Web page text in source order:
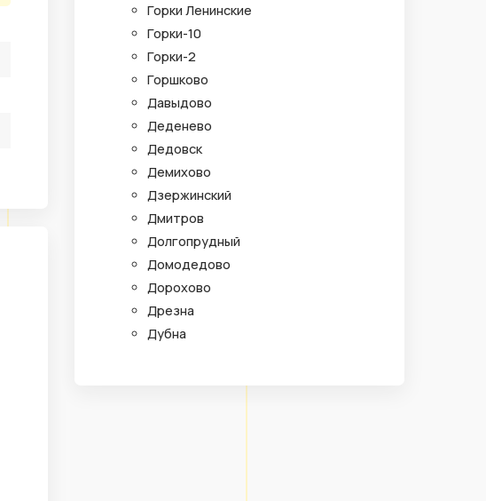
Горки Ленинские
Горки-10
Горки-2
Горшково
Давыдово
Деденево
Дедовск
Демихово
Дзержинский
Дмитров
Долгопрудный
Домодедово
Дорохово
Дрезна
Дубна